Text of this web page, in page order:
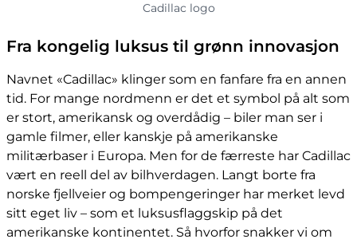
Cadillac logo
Fra kongelig luksus til grønn innovasjon
Navnet «Cadillac» klinger som en fanfare fra en annen
tid. For mange nordmenn er det et symbol på alt som
er stort, amerikansk og overdådig – biler man ser i
gamle filmer, eller kanskje på amerikanske
militærbaser i Europa. Men for de færreste har Cadillac
vært en reell del av bilhverdagen. Langt borte fra
norske fjellveier og bompengeringer har merket levd
sitt eget liv – som et luksusflaggskip på det
amerikanske kontinentet. Så hvorfor snakker vi om